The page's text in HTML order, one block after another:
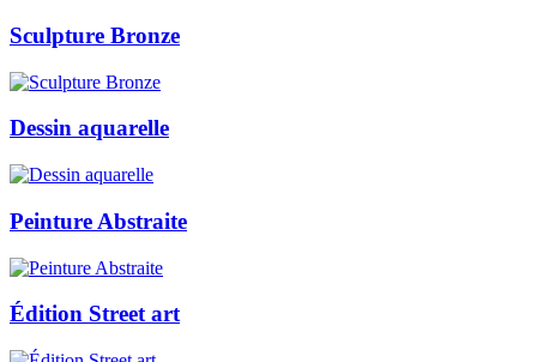
Sculpture Bronze
Dessin aquarelle
Peinture Abstraite
Édition Street art